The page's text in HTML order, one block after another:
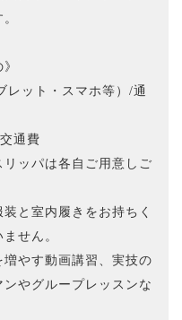
レット・スマホ等）/通
通費
リッパは各自ご用意しご
と室内履きをお持ちく
せん。
増やす動画講習、実技の
やグループレッスンな